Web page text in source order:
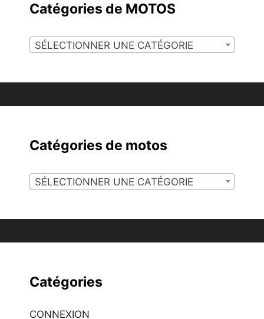
Catégories de MOTOS
SÉLECTIONNER UNE CATÉGORIE
Catégories de motos
SÉLECTIONNER UNE CATÉGORIE
Catégories
CONNEXION